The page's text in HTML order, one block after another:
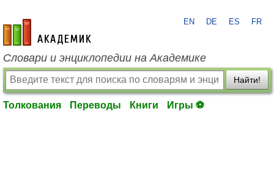
academic.ru
EN DE ES FR
Словари и энциклопедии на Академике
Найти!
Толкования Переводы Книги Игры ⚽